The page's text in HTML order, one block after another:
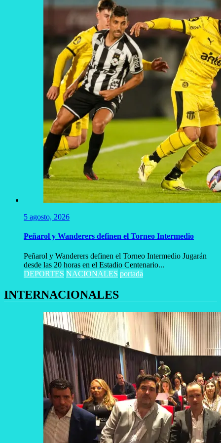
5 agosto, 2026
Peñarol y Wanderers definen el Torneo Intermedio
Peñarol y Wanderers definen el Torneo Intermedio Jugarán
desde las 20 horas en el Estadio Centenario...
DEPORTES NACIONALES portada
INTERNACIONALES